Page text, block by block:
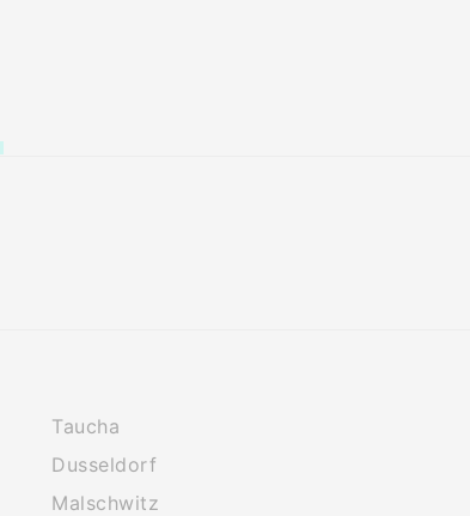
Taucha
Dusseldorf
Malschwitz